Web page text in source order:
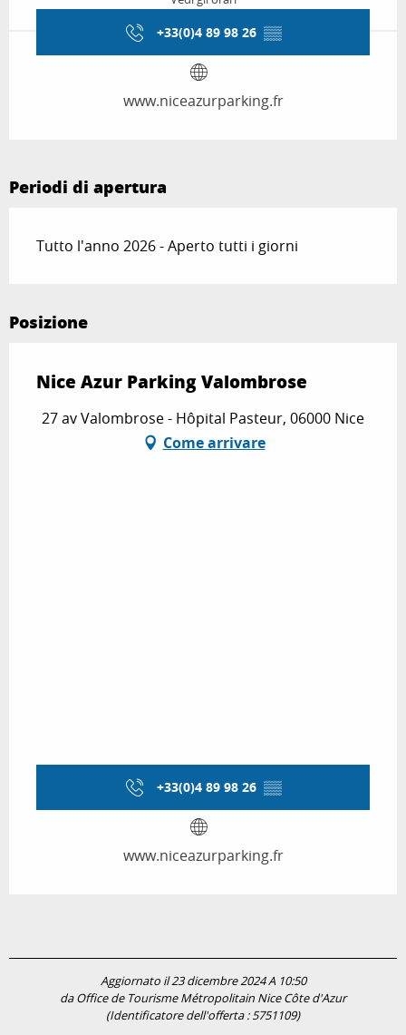
+33(0)4 89 98 26 ▒▒
www.niceazurparking.fr
Periodi di apertura
Tutto l'anno 2026 - Aperto tutti i giorni
Posizione
Nice Azur Parking Valombrose
27 av Valombrose - Hôpital Pasteur, 06000 Nice
Come arrivare
+33(0)4 89 98 26 ▒▒
www.niceazurparking.fr
Aggiornato il 23 dicembre 2024 A 10:50
da Office de Tourisme Métropolitain Nice Côte d'Azur
(Identificatore dell'offerta :5751109)